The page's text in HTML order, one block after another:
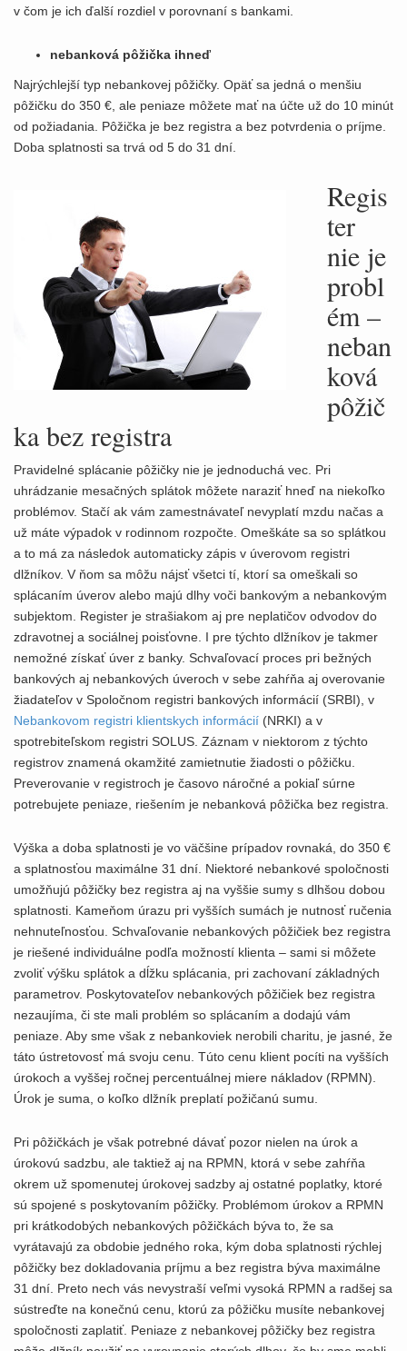
v čom je ich ďalší rozdiel v porovnaní s bankami.
nebanková pôžička ihneď
Najrýchlejší typ nebankovej pôžičky. Opäť sa jedná o menšiu
pôžičku do 350 €, ale peniaze môžete mať na účte už do 10 minút
od požiadania. Pôžička je bez registra a bez potvrdenia o príjme.
Doba splatnosti sa trvá od 5 do 31 dní.
Regis
ter
nie je
probl
ém –
neban
ková
pôžič
ka bez registra
Pravidelné splácanie pôžičky nie je jednoduchá vec. Pri
uhrádzanie mesačných splátok môžete naraziť hneď na niekoľko
problémov. Stačí ak vám zamestnávateľ nevyplatí mzdu načas a
už máte výpadok v rodinnom rozpočte. Omeškáte sa so splátkou
a to má za následok automaticky zápis v úverovom registri
dlžníkov. V ňom sa môžu nájsť všetci tí, ktorí sa omeškali so
splácaním úverov alebo majú dlhy voči bankovým a nebankovým
subjektom. Register je strašiakom aj pre neplatičov odvodov do
zdravotnej a sociálnej poisťovne. I pre týchto dlžníkov je takmer
nemožné získať úver z banky. Schvaľovací proces pri bežných
bankových aj nebankových úveroch v sebe zahŕňa aj overovanie
žiadateľov v Spoločnom registri bankových informácií (SRBI), v
Nebankovom registri klientskych informácií (NRKI) a v
spotrebiteľskom registri SOLUS. Záznam v niektorom z týchto
registrov znamená okamžité zamietnutie žiadosti o pôžičku.
Preverovanie v registroch je časovo náročné a pokiaľ súrne
potrebujete peniaze, riešením je nebanková pôžička bez registra.
Výška a doba splatnosti je vo väčšine prípadov rovnaká, do 350 €
a splatnosťou maximálne 31 dní. Niektoré nebankové spoločnosti
umožňujú pôžičky bez registra aj na vyššie sumy s dlhšou dobou
splatnosti. Kameňom úrazu pri vyšších sumách je nutnosť ručenia
nehnuteľnosťou. Schvaľovanie nebankových pôžičiek bez registra
je riešené individuálne podľa možností klienta – sami si môžete
zvoliť výšku splátok a dĺžku splácania, pri zachovaní základných
parametrov. Poskytovateľov nebankových pôžičiek bez registra
nezaujíma, či ste mali problém so splácaním a dodajú vám
peniaze. Aby sme však z nebankoviek nerobili charitu, je jasné, že
táto ústretovosť má svoju cenu. Túto cenu klient pocíti na vyšších
úrokoch a vyššej ročnej percentuálnej miere nákladov (RPMN).
Úrok je suma, o koľko dlžník preplatí požičanú sumu.
Pri pôžičkách je však potrebné dávať pozor nielen na úrok a
úrokovú sadzbu, ale taktiež aj na RPMN, ktorá v sebe zahŕňa
okrem už spomenutej úrokovej sadzby aj ostatné poplatky, ktoré
sú spojené s poskytovaním pôžičky. Problémom úrokov a RPMN
pri krátkodobých nebankových pôžičkách býva to, že sa
vyrátavajú za obdobie jedného roka, kým doba splatnosti rýchlej
pôžičky bez dokladovania príjmu a bez registra býva maximálne
31 dní. Preto nech vás nevystraší veľmi vysoká RPMN a radšej sa
sústreďte na konečnú cenu, ktorú za pôžičku musíte nebankovej
spoločnosti zaplatiť. Peniaze z nebankovej pôžičky bez registra